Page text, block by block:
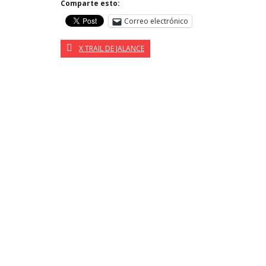
Comparte esto:
Correo electrónico
X TRAIL DE JALANCE